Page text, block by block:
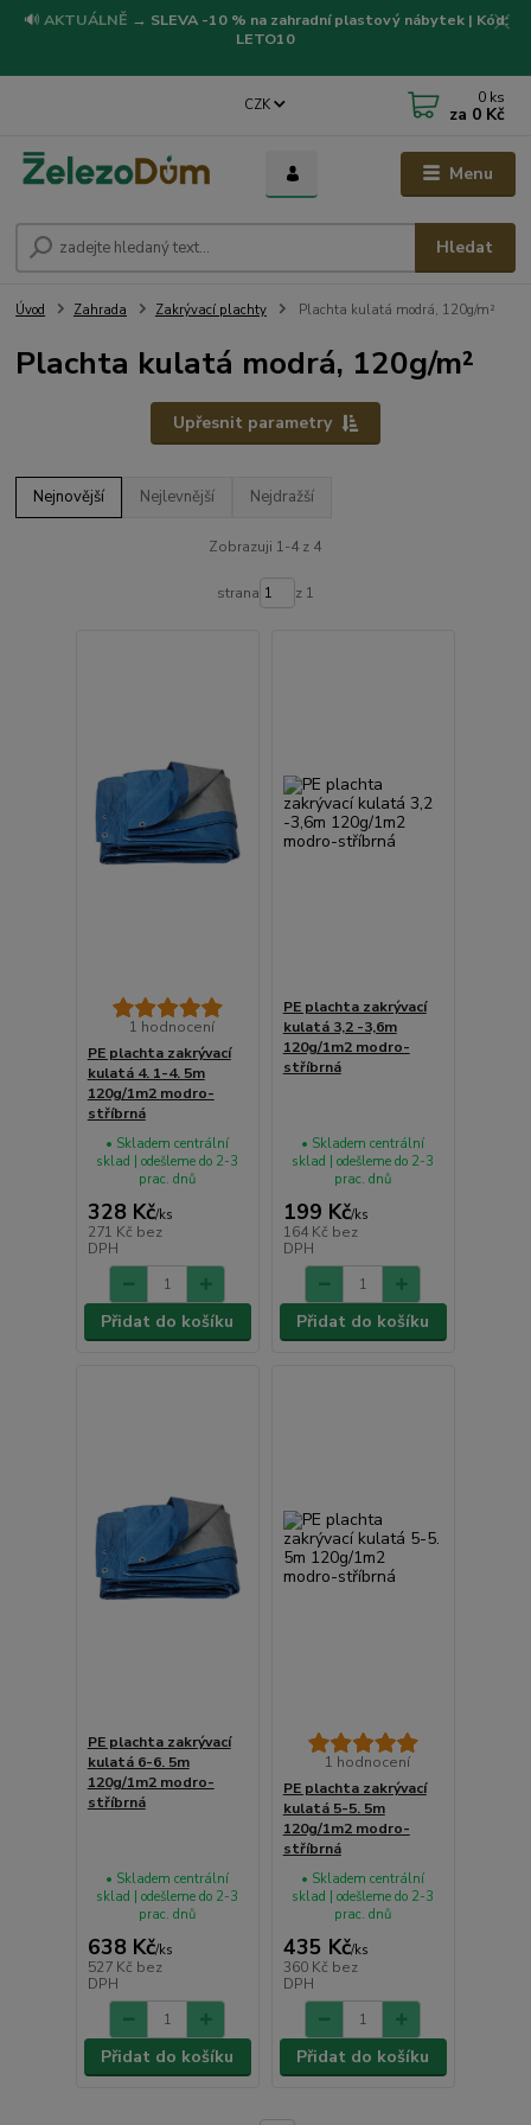
🔊 AKTUÁLNĚ → SLEVA -10 % na zahradní plastový nábytek | Kód:
LETO10
Menu
CZK
Hledat
0 ks
za 0 Kč
Úvod Zahrada Zakrývací plachty Plachta kulatá modrá, 120g/m²
Plachta kulatá modrá, 120g/m²
Upřesnit parametry
Nejnovější Nejlevnější Nejdražší
Zobrazuji 1-4 z 4
strana z 1
1 hodnocení
PE plachta zakrývací
kulatá 4. 1-4. 5m
120g/1m2 modro-
stříbrná
328 Kč/ks
271 Kč bez
DPH
• Skladem centrální
sklad | odešleme do 2-3
prac. dnů
Přidat do košíku
PE plachta zakrývací
kulatá 3,2 -3,6m
120g/1m2 modro-
stříbrná
199 Kč/ks
164 Kč bez
DPH
• Skladem centrální
sklad | odešleme do 2-3
prac. dnů
Přidat do košíku
PE plachta zakrývací
kulatá 6-6. 5m
120g/1m2 modro-
stříbrná
638 Kč/ks
527 Kč bez
DPH
• Skladem centrální
sklad | odešleme do 2-3
prac. dnů
Přidat do košíku
1 hodnocení
PE plachta zakrývací
kulatá 5-5. 5m
120g/1m2 modro-
stříbrná
435 Kč/ks
360 Kč bez
DPH
• Skladem centrální
sklad | odešleme do 2-3
prac. dnů
Přidat do košíku